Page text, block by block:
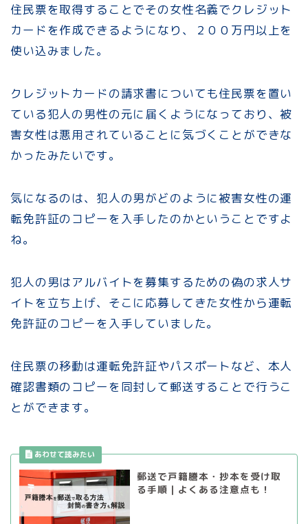
住民票を取得することでその女性名義でクレジット
カードを作成できるようになり、２００万円以上を
使い込みました。
クレジットカードの請求書についても住民票を置い
ている犯人の男性の元に届くようになっており、被
害女性は悪用されていることに気づくことができな
かったみたいです。
気になるのは、犯人の男がどのように被害女性の運
転免許証のコピーを入手したのかということですよ
ね。
犯人の男はアルバイトを募集するための偽の求人サ
イトを立ち上げ、そこに応募してきた女性から運転
免許証のコピーを入手していました。
住民票の移動は運転免許証やパスポートなど、本人
確認書類のコピーを同封して郵送することで行うこ
とができます。
郵送で戸籍謄本・抄本を受け取
る手順｜よくある注意点も！